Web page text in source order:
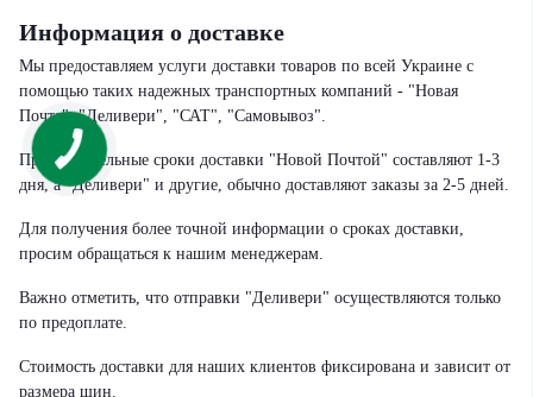
Информация о доставке
Мы предоставляем услуги доставки товаров по всей Украине с
помощью таких надежных транспортных компаний - "Новая
Почта", "Деливери", "САТ", "Самовывоз".
Приблизительные сроки доставки "Новой Почтой" составляют 1-3
дня, а "Деливери" и другие, обычно доставляют заказы за 2-5 дней.
Для получения более точной информации о сроках доставки,
просим обращаться к нашим менеджерам.
Важно отметить, что отправки "Деливери" осуществляются только
по предоплате.
Стоимость доставки для наших клиентов фиксирована и зависит от
размера шин.